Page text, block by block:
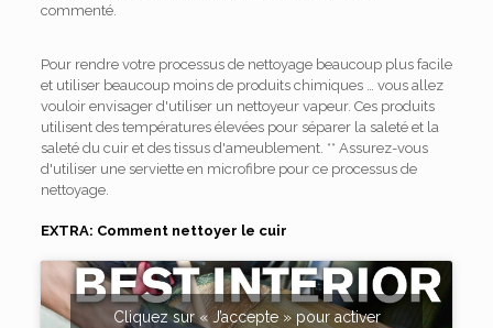
commenté.
Pour rendre votre processus de nettoyage beaucoup plus facile
et utiliser beaucoup moins de produits chimiques … vous allez
vouloir envisager d'utiliser un nettoyeur vapeur. Ces produits
utilisent des températures élevées pour séparer la saleté et la
saleté du cuir et des tissus d'ameublement. ** Assurez-vous
d'utiliser une serviette en microfibre pour ce processus de
nettoyage.
EXTRA: Comment nettoyer le cuir
Cliquez sur « J’accepte » pour activer